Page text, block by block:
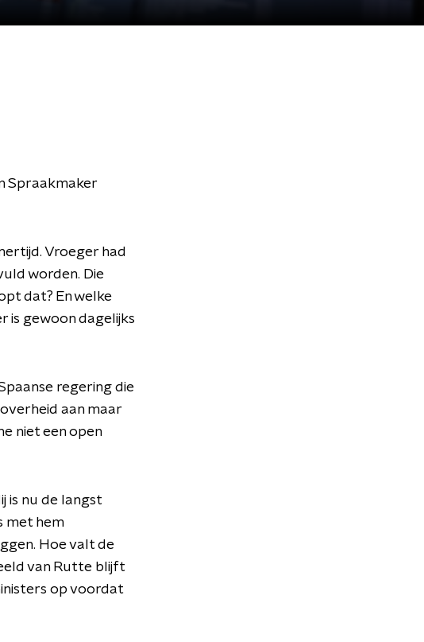
Spraakmaker
Vroeger had
worden. Die
dat? En welke
is gewoon dagelijks
regering die
aan maar
niet een open
is nu de langst
met hem
Hoe valt de
van Rutte blijft
op voordat